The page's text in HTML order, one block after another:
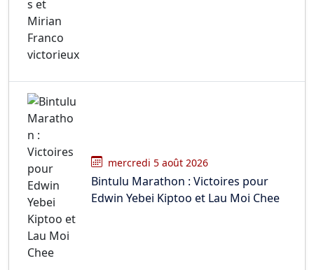
mercredi 5 août 2026
Bintulu Marathon : Victoires pour
Edwin Yebei Kiptoo et Lau Moi Chee